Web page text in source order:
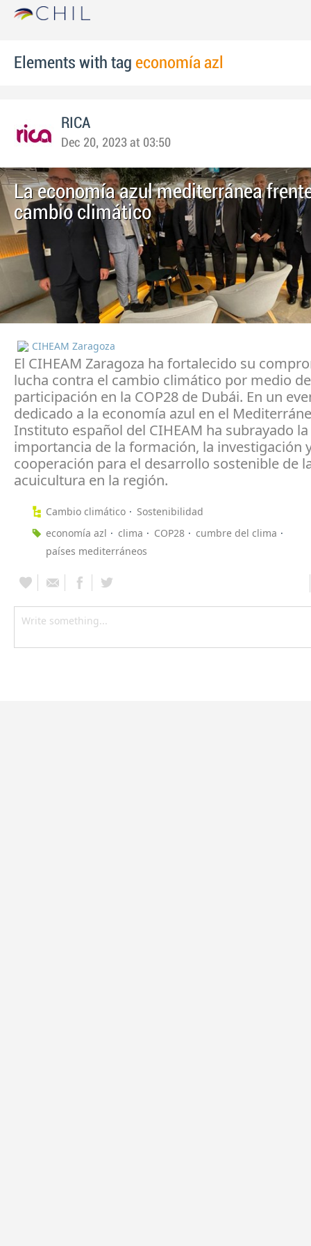
Elements with tag economía azl
RICA
Dec 20, 2023 at 03:50
La economía azul mediterránea
cambio climático
CIHEAM Zaragoza
El CIHEAM Zaragoza ha fortalecido su
lucha contra el cambio climático por medio
participación en la COP28 de Dubái. En un
dedicado a la economía azul en el
Instituto español del CIHEAM ha subrayado la
importancia de la formación, la investigación
cooperación para el desarrollo sostenible de
acuicultura en la región.
Cambio climático
Sostenibilidad
economía azl
clima COP28
cumbre del clima
países mediterráneos